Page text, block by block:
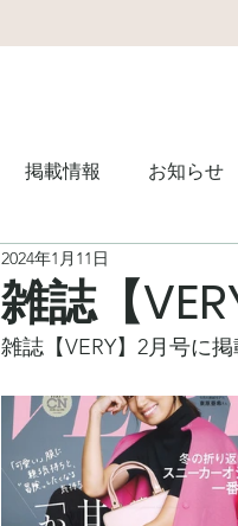
掲載情報 お知らせ
雑誌【
2024年1月11日
雑誌【VERY】2月号に